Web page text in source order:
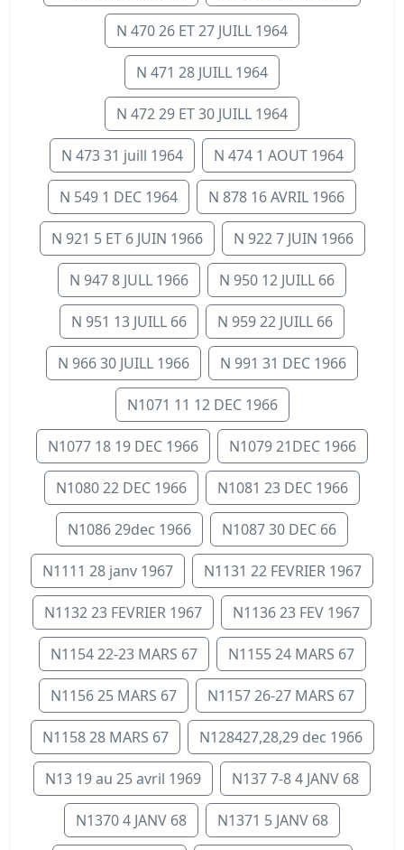
N 470 26 ET 27 JUILL 1964
N 471 28 JUILL 1964
N 472 29 ET 30 JUILL 1964
N 473 31 juill 1964 N 474 1 AOUT 1964
N 549 1 DEC 1964 N 878 16 AVRIL 1966
N 921 5 ET 6 JUIN 1966 N 922 7 JUIN 1966
N 947 8 JULL 1966 N 950 12 JUILL 66
N 951 13 JUILL 66 N 959 22 JUILL 66
N 966 30 JUILL 1966 N 991 31 DEC 1966
N1071 11 12 DEC 1966
N1077 18 19 DEC 1966 N1079 21DEC 1966
N1080 22 DEC 1966 N1081 23 DEC 1966
N1086 29dec 1966 N1087 30 DEC 66
N1111 28 janv 1967 N1131 22 FEVRIER 1967
N1132 23 FEVRIER 1967 N1136 23 FEV 1967
N1154 22-23 MARS 67 N1155 24 MARS 67
N1156 25 MARS 67 N1157 26-27 MARS 67
N1158 28 MARS 67 N128427,28,29 dec 1966
N13 19 au 25 avril 1969 N137 7-8 4 JANV 68
N1370 4 JANV 68 N1371 5 JANV 68